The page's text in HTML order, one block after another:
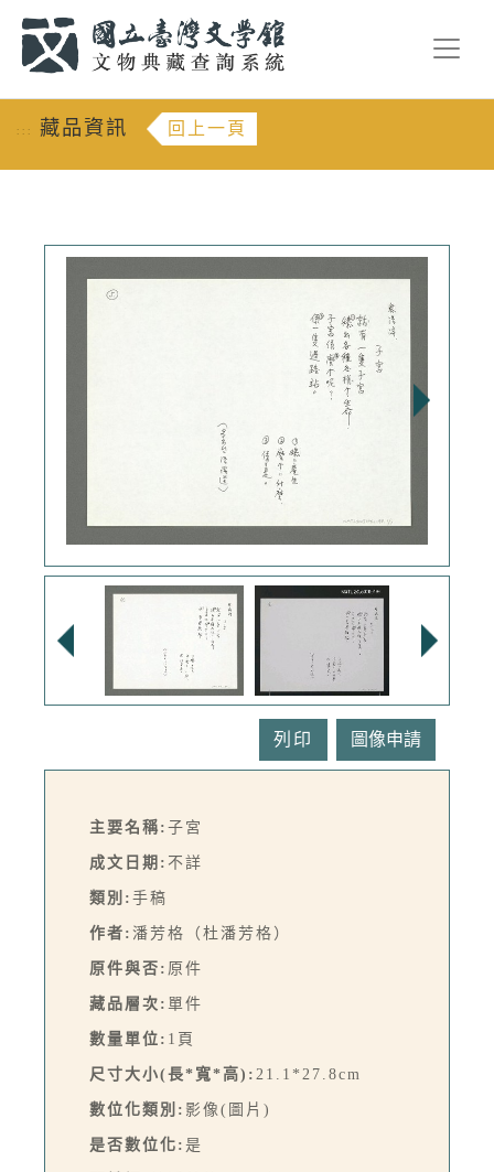
::: 藏品資訊 回上一頁
列印
主要名稱: 子宮
成文日期: 不詳
類別: 手稿
作者: 潘芳格（杜潘芳格）
原件與否: 原件
藏品層次: 單件
數量單位: 1頁
尺寸大小(長*寬*高): 21.1*27.8cm
數位化類別: 影像(圖片)
是否數位化: 是